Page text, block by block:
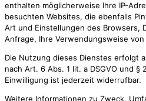
enthalten möglicherweise Ihre IP-
besuchten Websites, die ebenfalls
Art und Einstellungen des Browsers,
Anfrage, Ihre Verwendungsweise
Die Nutzung dieses Dienstes erfolgt
nach Art. 6 Abs. 1 lit. a DSGVO und §
Einwilligung ist jederzeit widerrufbar.
Weitere Informationen zu Zweck,